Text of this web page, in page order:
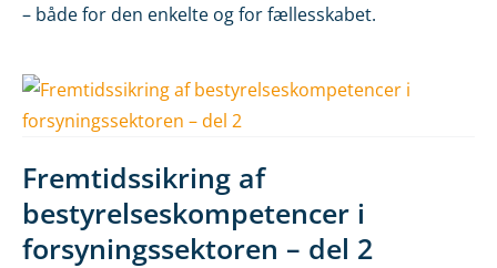
– både for den enkelte og for fællesskabet.
Fremtidssikring af
bestyrelseskompetencer i
forsyningssektoren – del 2